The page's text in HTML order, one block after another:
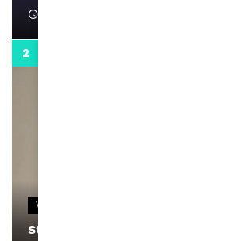
VIDEOS
Stacy passe un message